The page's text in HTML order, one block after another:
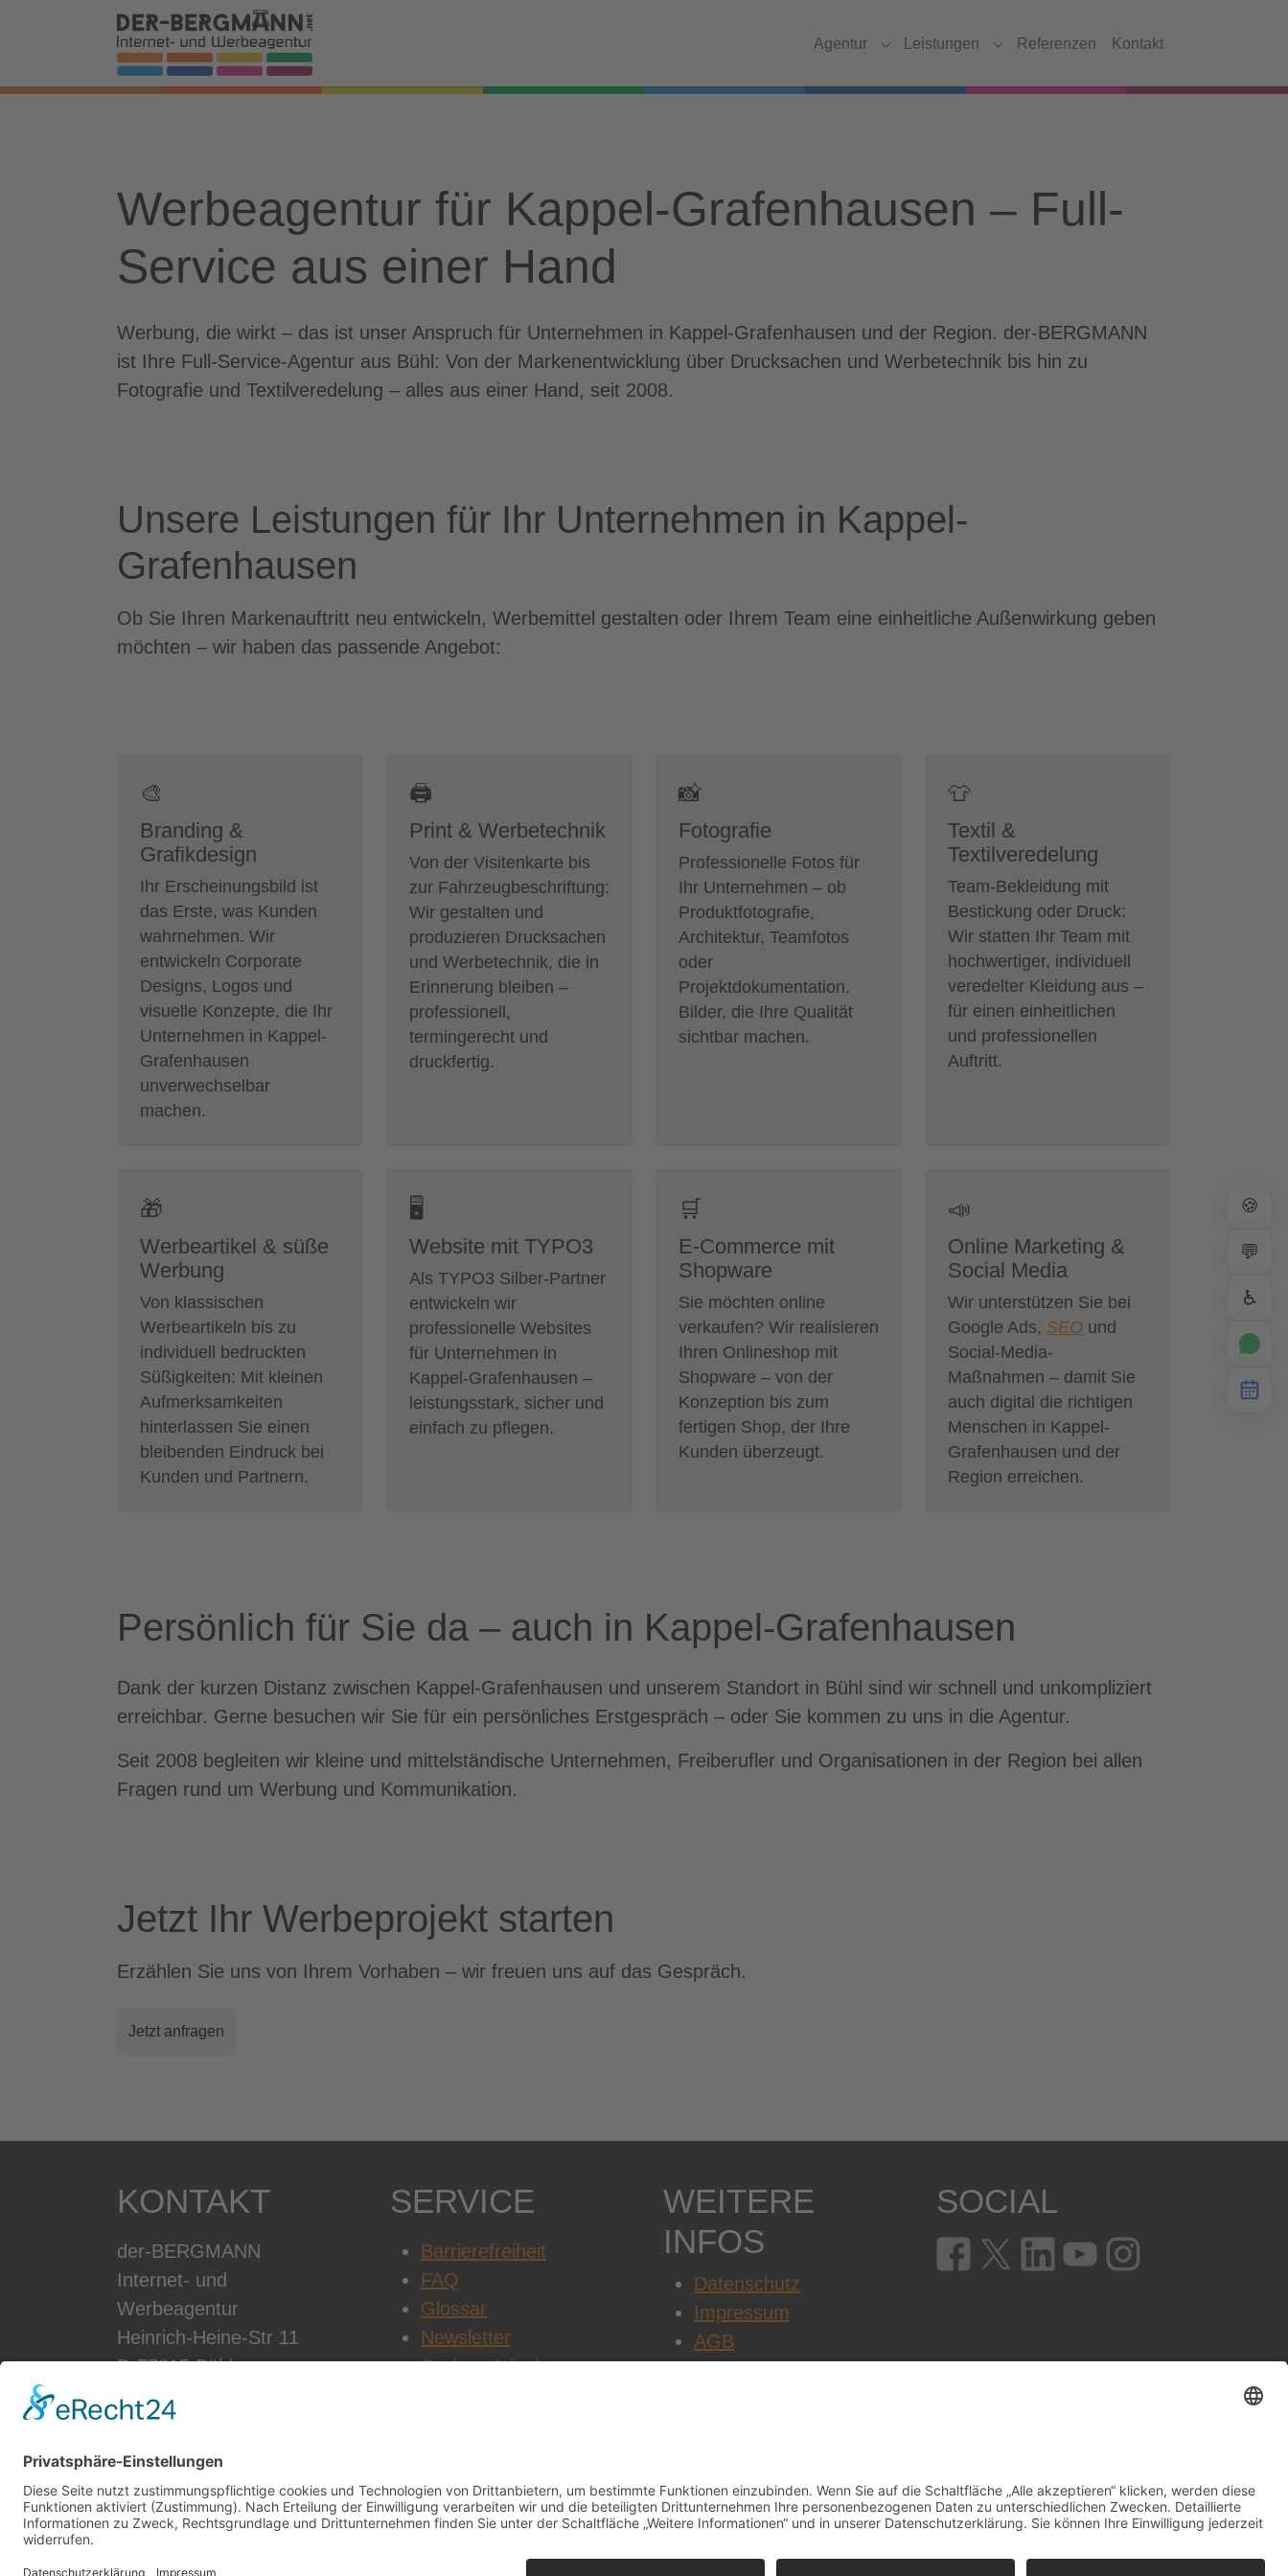
Skip to main navigation
Zum Hauptinhalt springen
Skip to page footer
Agentur
Submenu for "Agentur"
Leistungen
Submenu for "Leistungen"
Referenzen Kontakt
Werbeagentur für Kappel-Grafenhausen – Full-
Service aus einer Hand
Werbung, die wirkt – das ist unser Anspruch für Unternehmen in Kappel-Grafenhausen und der Region. der-BERGMANN
ist Ihre Full-Service-Agentur aus Bühl: Von der Markenentwicklung über Drucksachen und Werbetechnik bis hin zu
Fotografie und Textilveredelung – alles aus einer Hand, seit 2008.
Unsere Leistungen für Ihr Unternehmen in Kappel-
Grafenhausen
Ob Sie Ihren Markenauftritt neu entwickeln, Werbemittel gestalten oder Ihrem Team eine einheitliche Außenwirkung geben
möchten – wir haben das passende Angebot:
🎨
Branding &
Grafikdesign
Ihr Erscheinungsbild ist
das Erste, was Kunden
wahrnehmen. Wir
entwickeln Corporate
Designs, Logos und
visuelle Konzepte, die Ihr
Unternehmen in Kappel-
Grafenhausen
unverwechselbar
machen.
🖨
Print & Werbetechnik
Von der Visitenkarte bis
zur Fahrzeugbeschriftung:
Wir gestalten und
produzieren Drucksachen
und Werbetechnik, die in
Erinnerung bleiben –
professionell,
termingerecht und
druckfertig.
📸
Fotografie
Professionelle Fotos für
Ihr Unternehmen – ob
Produktfotografie,
Architektur, Teamfotos
oder
Projektdokumentation.
Bilder, die Ihre Qualität
sichtbar machen.
👕
Textil &
Textilveredelung
Team-Bekleidung mit
Bestickung oder Druck:
Wir statten Ihr Team mit
hochwertiger, individuell
veredelter Kleidung aus –
für einen einheitlichen
und professionellen
Auftritt.
🎁
Werbeartikel & süße
Werbung
Von klassischen
Werbeartikeln bis zu
individuell bedruckten
Süßigkeiten: Mit kleinen
Aufmerksamkeiten
hinterlassen Sie einen
bleibenden Eindruck bei
Kunden und Partnern.
🖥
Website mit TYPO3
Als TYPO3 Silber-Partner
entwickeln wir
professionelle Websites
für Unternehmen in
Kappel-Grafenhausen –
leistungsstark, sicher und
einfach zu pflegen.
🛒
E-Commerce mit
Shopware
Sie möchten online
verkaufen? Wir realisieren
Ihren Onlineshop mit
Shopware – von der
Konzeption bis zum
fertigen Shop, der Ihre
Kunden überzeugt.
📣
Online Marketing &
Social Media
Wir unterstützen Sie bei
Google Ads, SEO und
Social-Media-
Maßnahmen – damit Sie
auch digital die richtigen
Menschen in Kappel-
Grafenhausen und der
Region erreichen.
Persönlich für Sie da – auch in Kappel-Grafenhausen
Dank der kurzen Distanz zwischen Kappel-Grafenhausen und unserem Standort in Bühl sind wir schnell und unkompliziert
erreichbar. Gerne besuchen wir Sie für ein persönliches Erstgespräch – oder Sie kommen zu uns in die Agentur.
Seit 2008 begleiten wir kleine und mittelständische Unternehmen, Freiberufler und Organisationen in der Region bei allen
Fragen rund um Werbung und Kommunikation.
Jetzt Ihr Werbeprojekt starten
Erzählen Sie uns von Ihrem Vorhaben – wir freuen uns auf das Gespräch.
Jetzt anfragen
KONTAKT
der-BERGMANN
Internet- und
Werbeagentur
Heinrich-Heine-Str 11
D-77815 Bühl
Telefon: +49 7223 28353-0
bergmann.net
SERVICE
Barrierefreiheit
FAQ
Glossar
Newsletter
Suchen & finden
WEITERE
INFOS
Datenschutz
Impressum
AGB
SOCIAL
🍪
💬
♿